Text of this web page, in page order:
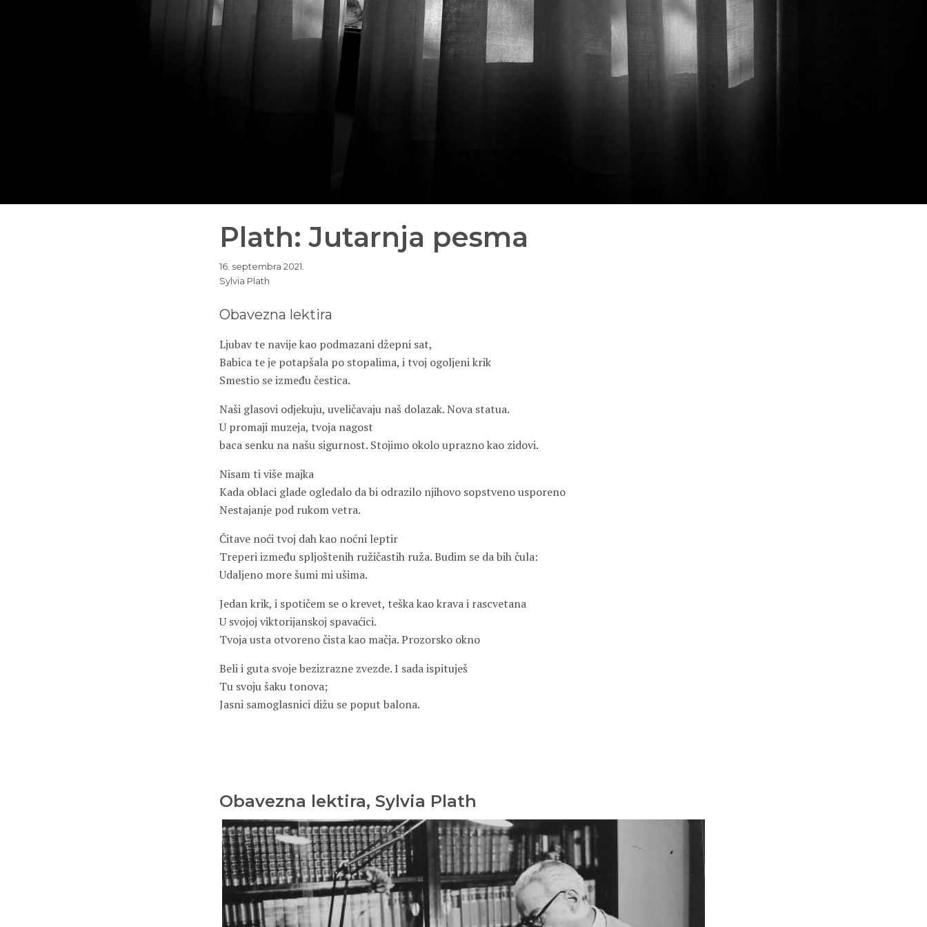
Plath: Jutarnja pesma
16. septembra 2021.
Sylvia Plath
Obavezna lektira
Ljubav te navije kao podmazani džepni sat,
Babica te je potapšala po stopalima, i tvoj ogoljeni krik
Smestio se između čestica.
Naši glasovi odjekuju, uveličavaju naš dolazak. Nova statua.
U promaji muzeja, tvoja nagost
baca senku na našu sigurnost. Stojimo okolo uprazno kao zidovi.
Nisam ti više majka
Kada oblaci glade ogledalo da bi odrazilo njihovo sopstveno usporeno
Nestajanje pod rukom vetra.
Čitave noći tvoj dah kao noćni leptir
Treperi između spljoštenih ružičastih ruža. Budim se da bih čula:
Udaljeno more šumi mi ušima.
Jedan krik, i spotičem se o krevet, teška kao krava i rascvetana
U svojoj viktorijanskoj spavaćici.
Tvoja usta otvoreno čista kao mačja. Prozorsko okno
Beli i guta svoje bezizrazne zvezde. I sada ispituješ
Tu svoju šaku tonova;
Jasni samoglasnici dižu se poput balona.
Obavezna lektira, Sylvia Plath